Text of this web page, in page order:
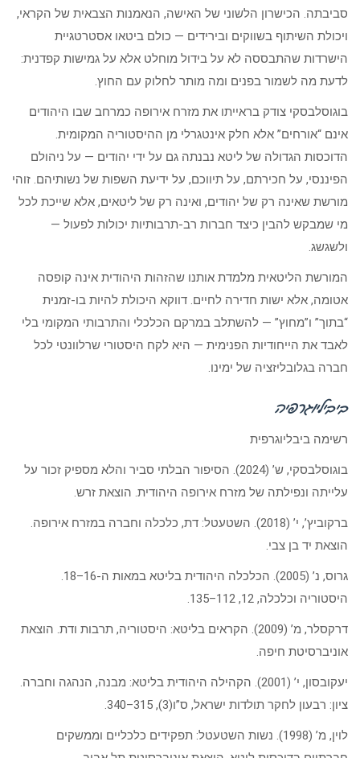
סביבתה. הכישרון הלשוני של האישה, הנאמנות הצבאית של הקראי,
ויכולת השיתוף בשווקים ובירידים — כולם ביטאו אסטרטגיית
הישרדות שהתבססה לא על בידול מוחלט אלא על גמישות קפדנית:
לדעת מה לשמור בפנים ומה מותר לחלוק עם החוץ.
בוגוסלבסקי צודק בראייתו את מזרח אירופה כמרחב שבו היהודים
אינם “אורחים” אלא חלק אינטגרלי מן ההיסטוריה המקומית.
הדוכסות הגדולה של ליטא נבנתה גם על ידי יהודים — על ניהולם
הפיננסי, על חכירתם, על תיווכם, על ידיעת השפות של נשותיהם. זוהי
מורשת שאינה רק של יהודים, ואינה רק של ליטאים, אלא שייכת לכל
מי שמבקש להבין כיצד חברות רב-תרבותיות יכולות לפעול —
ולשגשג.
המורשת הליטאית מלמדת אותנו שהזהות היהודית אינה קופסה
אטומה, אלא ישות חדירה לחיים. דווקא היכולת להיות בו-זמנית
“בתוך” ו”מחוץ” — להשתלב במרקם הכלכלי והתרבותי המקומי בלי
לאבד את הייחודיות הפנימית — היא לקח היסטורי שרלוונטי לכל
חברה בגלובליזציה של ימינו.
ביביליוגרפיה
רשימה ביבליוגרפית
בוגוסלבסקי, ש’ (2024). הסיפור הבלתי סביר והלא מספיק זכור על
עלייתה ונפילתה של מזרח אירופה היהודית. הוצאת זרש.
ברקוביץ’, י’ (2018). השטעטל: דת, כלכלה וחברה במזרח אירופה.
הוצאת יד בן צבי.
גרוס, נ’ (2005). הכלכלה היהודית בליטא במאות ה-16–18.
היסטוריה וכלכלה, 12, 112–135.
דרקסלר, מ’ (2009). הקראים בליטא: היסטוריה, תרבות ודת. הוצאת
אוניברסיטת חיפה.
יעקובסון, י’ (2001). הקהילה היהודית בליטא: מבנה, הנהגה וחברה.
ציון: רבעון לחקר תולדות ישראל, ס”ו(3), 315–340.
לוין, מ’ (1998). נשות השטעטל: תפקידים כלכליים וממשקים